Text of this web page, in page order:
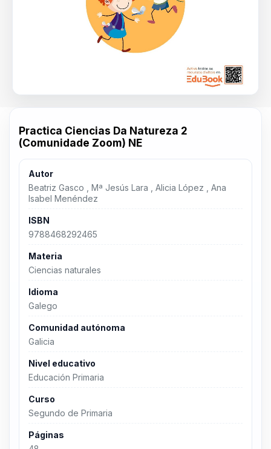
Practica Ciencias Da Natureza 2
(Comunidade Zoom) NE
Autor
Beatriz Gasco , Mª Jesús Lara , Alicia López , Ana
Isabel Menéndez
ISBN
9788468292465
Materia
Ciencias naturales
Idioma
Galego
Comunidad autónoma
Galicia
Nivel educativo
Educación Primaria
Curso
Segundo de Primaria
Páginas